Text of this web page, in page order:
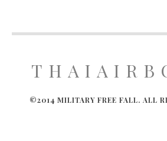
©2014 MILITARY FREE FALL. ALL